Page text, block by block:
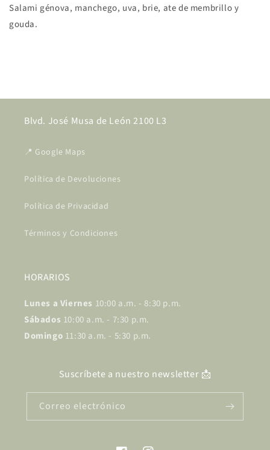
Salami génova, manchego, uva, brie, ate de membrillo y
gouda.
Blvd. José Musa de León 2100 L3
📍 Google Maps
Política de Devoluciones
Política de Privacidad
Términos y Condiciones
HORARIOS
Lunes a Viernes 10:00 a.m. - 8:30 p.m.
Sábados 10:00 a.m. - 7:30 p.m.
Domingo 11:30 a.m. - 5:30 p.m.
Suscríbete a nuestro newsletter 📩
Correo electrónico